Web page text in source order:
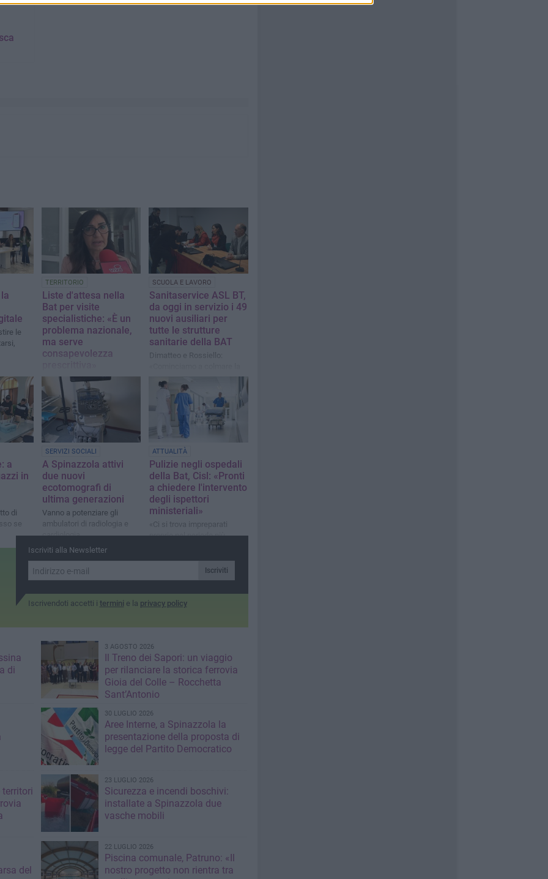
le
TERRITORIO
Liste d'attesa nella
Bat per visite
specialistiche: «È un
problema nazionale,
ma serve
consapevolezza
Il Commissario Straordinario
Tiziana Dimatteo evidenzia
la necessità di un approccio
più critico alla prescrizione
medica
SCUOLA E LAVORO
Sanitaservice ASL BT,
da oggi in servizio i 49
nuovi ausiliari per
tutte le strutture
sanitarie della BAT
Dimatteo e Rossiello:
migliorare i servizi»
a
in
di
se
SERVIZI SOCIALI
A Spinazzola attivi
due nuovi
ecotomografi di
ultima generazioni
Vanno a potenziare gli
ambulatori di radiologia e
cardiologia
ATTUALITÀ
Pulizie negli ospedali
della Bat, Cisl: «Pronti
a chiedere l'intervento
degli ispettori
ministeriali»
«Ci si trova impreparati
proprio nel periodo più
Iscriviti alla Newsletter
Iscriviti
Iscrivendoti accetti i termini e la privacy policy
di
3 AGOSTO 2026
Il Treno dei Sapori: un viaggio
per rilanciare la storica ferrovia
Gioia del Colle – Rocchetta
Sant’Antonio
30 LUGLIO 2026
Aree Interne, a Spinazzola la
presentazione della proposta di
legge del Partito Democratico
23 LUGLIO 2026
Sicurezza e incendi boschivi:
installate a Spinazzola due
vasche mobili
del
22 LUGLIO 2026
Piscina comunale, Patruno: «Il
nostro progetto non rientra tra